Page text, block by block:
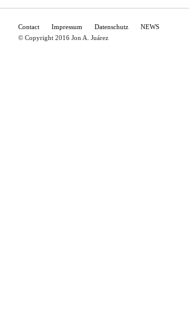
Contact Impressum Datenschutz
NEWS
© Copyright 2016 Jon A. Juárez